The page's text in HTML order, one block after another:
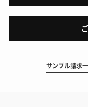
サンプル請求